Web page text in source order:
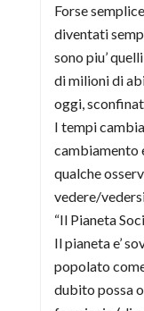
Forse
diventati
sono piu’
di milioni di
oggi,
I tempi
cambiamento
qualche
vedere/
“Il Pianeta
Il pianeta e’
popolato
dubito possa